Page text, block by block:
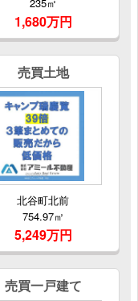
1,680万円
売買土地
北谷町北前
754.97㎡
5,249万円
売買一戸建て